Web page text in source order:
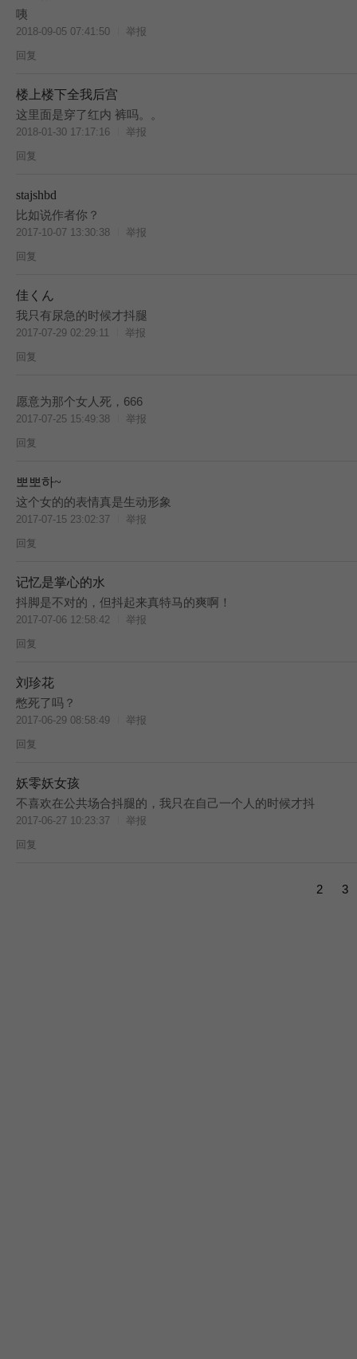
T
T
T
咦
2018-09-05 07:41:50
举报
回复
楼上楼下全我后宫
这里面是穿了红内 裤吗。。
2018-01-30 17:17:16
举报
回复
stajshbd
比如说作者你？
2017-10-07 13:30:38
举报
回复
佳くん
我只有尿急的时候才抖腿
2017-07-29 02:29:11
举报
回复
愿意为那个女人死，666
2017-07-25 15:49:38
举报
回复
뽀뽀하~
这个女的的表情真是生动形象
2017-07-15 23:02:37
举报
回复
记忆是掌心的水
抖脚是不对的，但抖起来真特马的爽啊！
2017-07-06 12:58:42
举报
回复
刘珍花
憋死了吗？
2017-06-29 08:58:49
举报
回复
妖零妖女孩
不喜欢在公共场合抖腿的，我只在自己一个人的时候才抖
2017-06-27 10:23:37
举报
回复
2 3